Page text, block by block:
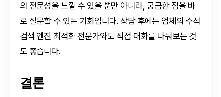
의 전문성을 느낄 수 있을 뿐만 아니라, 궁금한 점을 바
로 질문할 수 있는 기회입니다. 상담 후에는 업체의 수석
검색 엔진 최적화 전문가와도 직접 대화를 나눠보는 것
도 좋습니다.
결론